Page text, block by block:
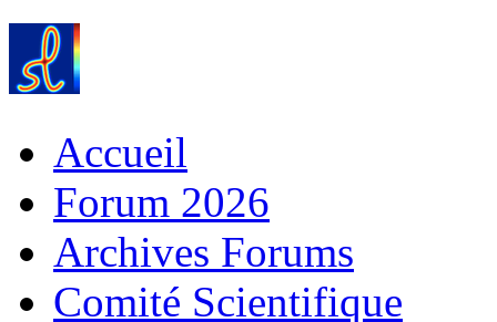
Accueil
Forum 2026
Archives Forums
Comité Scientifique